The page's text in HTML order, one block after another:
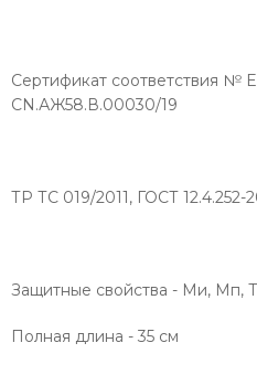
Сертификат соответствия №
CN.АЖ58.В.00030/19
ТР ТС 019/2011, ГОСТ 12.4.252-
Защитные свойства - Ми, Мп,
Полная длина - 35 см